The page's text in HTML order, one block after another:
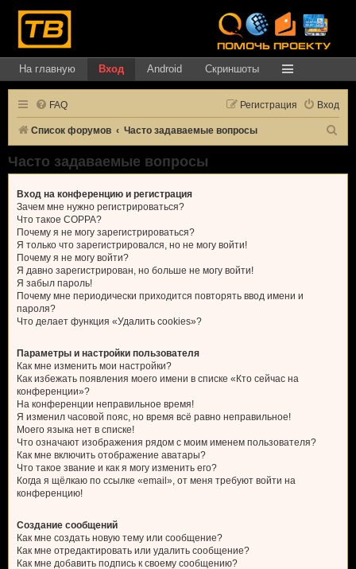
На главную Вход Android Скриншоты
FAQ Вход
Регистрация
Список форумов Часто задаваемые вопросы
и
Часто задаваемые вопросы
Вход на конференцию и регистрация
Зачем мне нужно регистрироваться?
Что такое COPPA?
Почему я не могу зарегистрироваться?
Я только что зарегистрировался, но не могу войти!
Почему я не могу войти?
Я давно зарегистрирован, но больше не могу войти!
Я забыл пароль!
Почему мне периодически приходится повторять ввод имени и
пароля?
Что делает функция «Удалить cookies»?
Параметры и настройки пользователя
Как мне изменить мои настройки?
Как избежать появления моего имени в списке «Кто сейчас на
конференции»?
На конференции неправильное время!
Я изменил часовой пояс, но время всё равно неправильное!
Моего языка нет в списке!
Что означают изображения рядом с моим именем пользователя?
Как мне включить отображение аватары?
Что такое звание и как я могу изменить его?
Когда я щёлкаю по ссылке «email», от меня требуют войти на
конференцию!
Создание сообщений
Как мне создать новую тему или сообщение?
Как мне отредактировать или удалить сообщение?
Как мне добавить подпись к своему сообщению?